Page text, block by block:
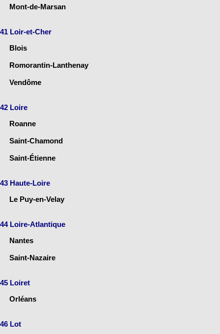
Mont-de-Marsan
41 Loir-et-Cher
Blois
Romorantin-Lanthenay
Vendôme
42 Loire
Roanne
Saint-Chamond
Saint-Étienne
43 Haute-Loire
Le Puy-en-Velay
44 Loire-Atlantique
Nantes
Saint-Nazaire
45 Loiret
Orléans
46 Lot